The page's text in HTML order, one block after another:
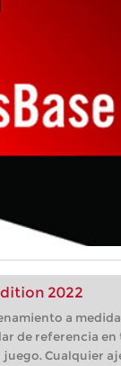
2022
a
de referencia en
Cualquier